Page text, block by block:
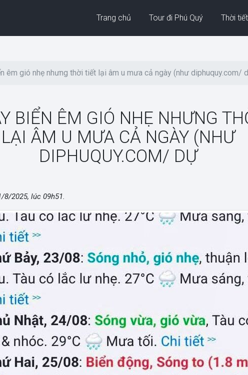
Trang chủ Tour đi Phú Quý Thời tiết
êm gió nhẹ nhưng thời tiết lại âm u mưa cả ngày (như diphuquy.com/
BIỂN ÊM GIÓ NHẸ NHƯNG
LẠI ÂM U MƯA CẢ NGÀY (NHƯ
DIPHUQUY.COM/ DỰ
8/2025, lúc 09h51.